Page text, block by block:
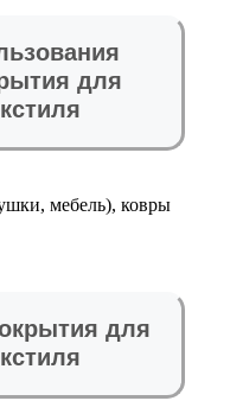
для
мебель), ковры
для